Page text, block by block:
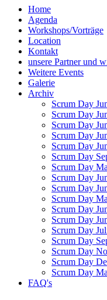
Home
Agenda
Workshops/Vorträge
Location
Kontakt
unsere Partner und
Weitere Events
Galerie
Archiv
Scrum Day
Scrum Day
Scrum Day
Scrum Day
Scrum Day
Scrum Day
Scrum Day
Scrum Day
Scrum Day
Scrum Day
Scrum Day
Scrum Day
Scrum Day
Scrum Day
Scrum Day
Scrum Day
Scrum Day
FAQ's